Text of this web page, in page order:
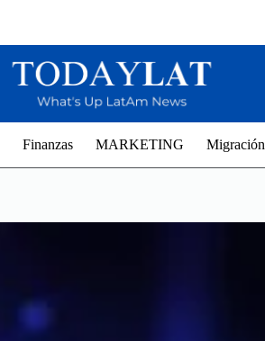
Finanzas MARKETING Migración